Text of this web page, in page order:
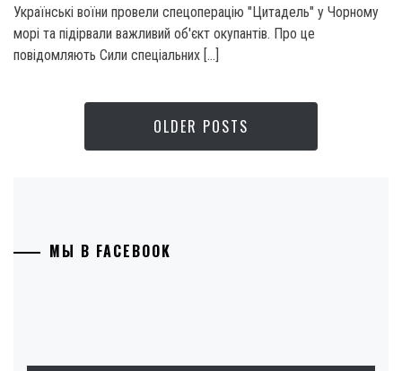
Українські воїни провели спецоперацію "Цитадель" у Чорному
морі та підірвали важливий об'єкт окупантів. Про це
повідомляють Сили спеціальних […]
OLDER POSTS
МЫ В FACEBOOK